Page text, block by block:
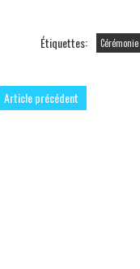
Étiquettes:
Article précédent